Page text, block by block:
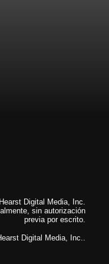
Digital Media, Inc.
sin autorización
previa por escrito.
Digital Media, Inc..